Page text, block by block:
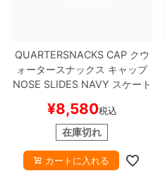
QUARTERSNACKS CAPクウ
ォータースナックス キャップ
NOSE SLIDESNAVY スケート
¥8,580税込
在庫切れ
カートに入れる